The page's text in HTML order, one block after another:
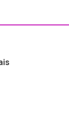
ao